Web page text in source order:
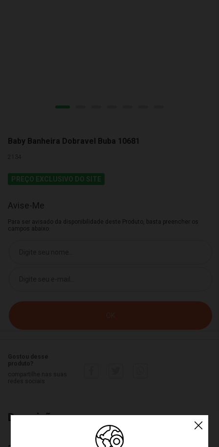
Baby Banheira Dobravel Buba 10681
2134
PREÇO EXCLUSIVO DO SITE
Avise-Me
Para ser avisado da disponibilidade deste Produto, basta preencher os
campos abaixo.
Descrição